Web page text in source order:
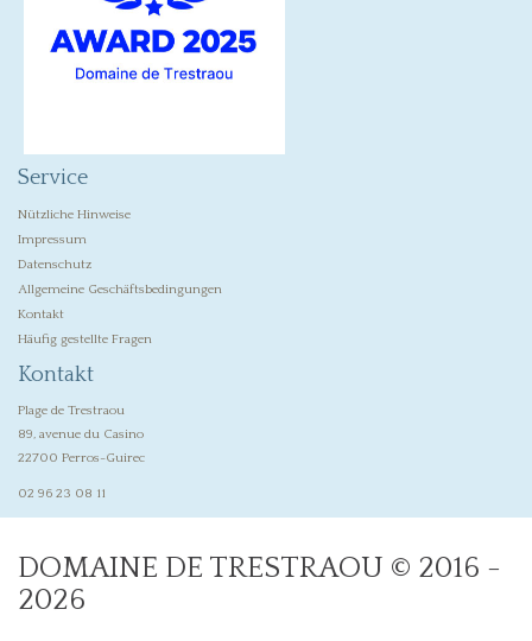
Service
Nützliche Hinweise
Impressum
Datenschutz
Allgemeine Geschäftsbedingungen
Kontakt
Häufig gestellte Fragen
Kontakt
Plage de Trestraou
89, avenue du Casino
22700 Perros-Guirec
02 96 23 08 11
DOMAINE DE TRESTRAOU © 2016 -
2026